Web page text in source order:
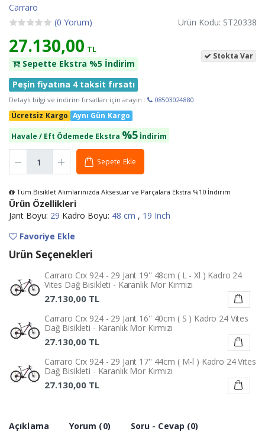
Carraro
(0 Yorum)
Ürün Kodu: ST20338
27.130,00 TL
Sepette Ekstra %5 İndirim
Stokta Var
Peşin fiyatına 4 taksit fırsatı
Detaylı bilgi ve indirim fırsatları için arayın : 08503024880
Ücretsiz Kargo Aynı Gün Kargo
Havale / Eft Ödemede Ekstra %5 İndirim
Sepete Ekle
Tüm Bisiklet Alımlarınızda Aksesuar ve Parçalara Ekstra %10 İndirim
Ürün Özellikleri
Jant Boyu: 29 Kadro Boyu: 48 cm , 19 Inch
Favoriye Ekle
Ürün Seçenekleri
Carraro Crx 924 - 29 Jant 19'' 48cm ( L - Xl ) Kadro 24
Vites Dağ Bisikleti - Karanlık Mor Kırmızı
27.130,00 TL
Carraro Crx 924 - 29 Jant 16'' 40cm ( S ) Kadro 24 Vites
Dağ Bisikleti - Karanlık Mor Kırmızı
27.130,00 TL
Carraro Crx 924 - 29 Jant 17'' 44cm ( M-l ) Kadro 24 Vites
Dağ Bisikleti - Karanlık Mor Kırmızı
27.130,00 TL
27.130,00 TL
Açıklama Yorum (0)
Soru - Cevap (0)